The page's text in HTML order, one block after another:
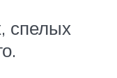
спелых